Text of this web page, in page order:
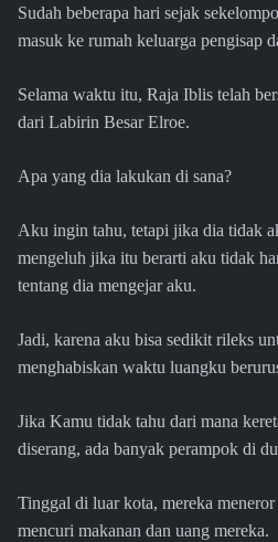
Sudah beberapa hari sejak
masuk ke rumah keluarga pengisap
Selama waktu itu, Raja Iblis telah
dari Labirin Besar Elroe.
Apa yang dia lakukan di sana?
Aku ingin tahu, tetapi jika dia tidak
mengeluh jika itu berarti aku tidak
tentang dia mengejar aku.
Jadi, karena aku bisa sedikit rileks
menghabiskan waktu luangku
Jika Kamu tidak tahu dari mana
diserang, ada banyak perampok di
Tinggal di luar kota, mereka
mencuri makanan dan uang mereka.